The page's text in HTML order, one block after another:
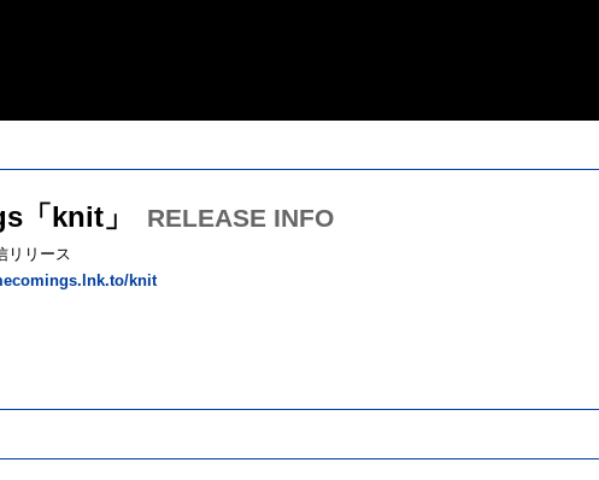
「knit」 RELEASE INFO
リリース
knit